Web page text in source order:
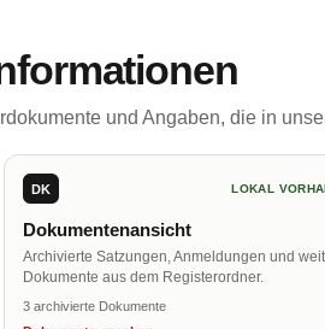
und Angaben, die in
DK LOKAL
Dokumentenansicht
Archivierte Satzungen, Anmeldungen und
Dokumente aus dem Registerordner.
3 archivierte Dokumente